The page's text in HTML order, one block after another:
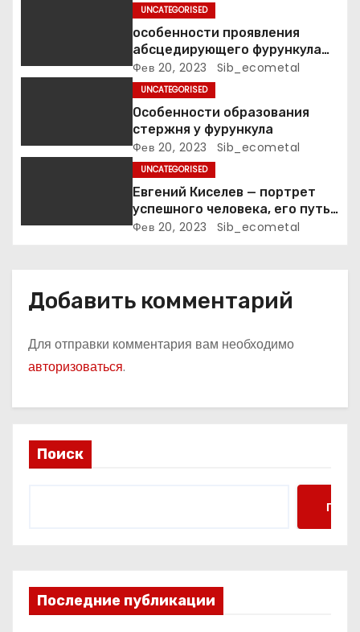
и
я
UNCATEGORISED
особенности проявления
абсцедирующего фурункула
код по МКБ-10
Фев 20, 2023 Sib_ecometal
UNCATEGORISED
Особенности образования
стержня у фурункула
Фев 20, 2023 Sib_ecometal
UNCATEGORISED
Евгений Киселев — портрет
успешного человека, его путь
к славе и личное счастье
Фев 20, 2023 Sib_ecometal
Добавить комментарий
Для отправки комментария вам необходимо
авторизоваться.
Поиск
Поиск
Последние публикации